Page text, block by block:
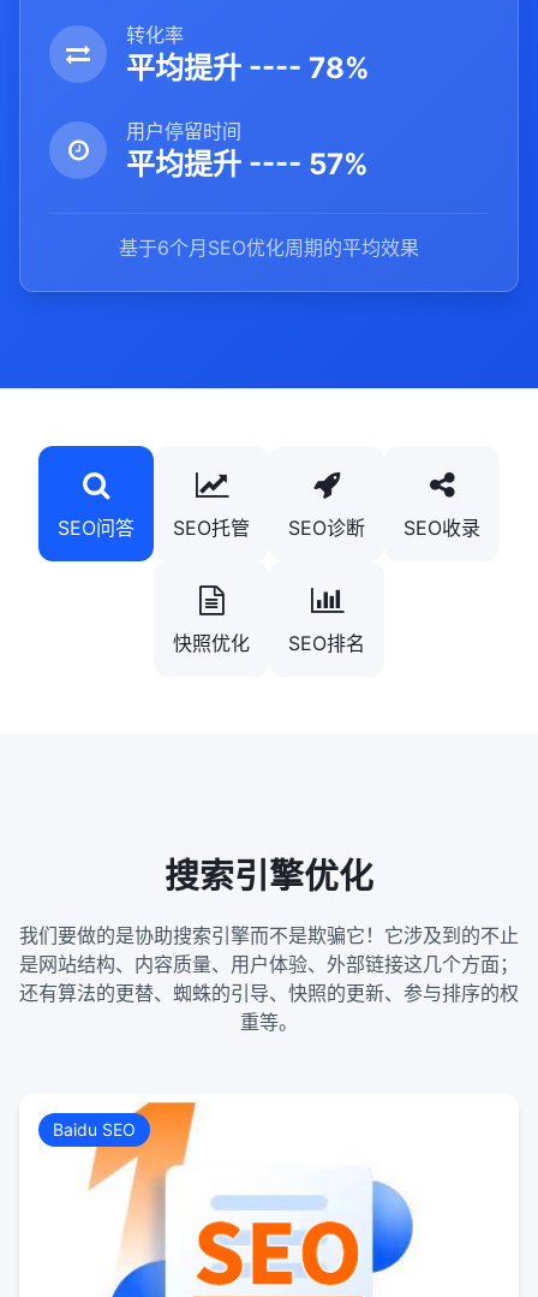
转化率
平均提升 ---- 78%
用户停留时间
平均提升 ---- 57%
基于6个月SEO优化周期的平均效果
SEO问答 SEO托管 SEO诊断 SEO收录
快照优化 SEO排名
搜索引擎优化
我们要做的是协助搜索引擎而不是欺骗它！它涉及到的不止
是网站结构、内容质量、用户体验、外部链接这几个方面；
还有算法的更替、蜘蛛的引导、快照的更新、参与排序的权
重等。
Baidu SEO